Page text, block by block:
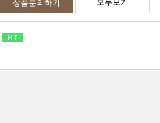
상품문의하기 모두보기